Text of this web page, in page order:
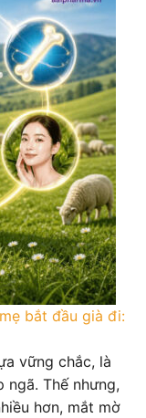
bắt đầu già đi:
vững chắc, là
Thế nhưng,
hơn, mắt mờ